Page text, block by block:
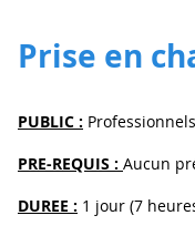
Prise en
PUBLIC :
PRE-REQUIS : Aucun
DUREE : 1 jour (7